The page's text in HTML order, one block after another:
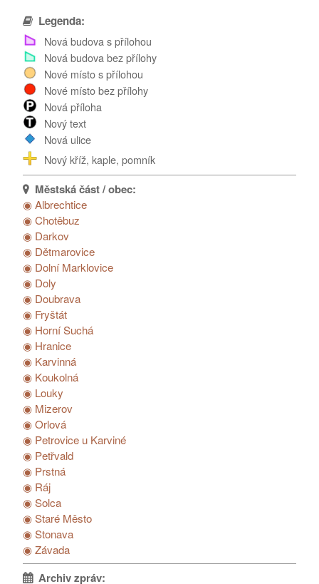
Kontakty
Poděkování...
Legenda:
Nová budova s přílohou
Nová budova bez přílohy
Nové místo s přílohou
Nové místo bez přílohy
Nová příloha
Nový text
Nová ulice
Nový kříž, kaple, pomník
◉ Albrechtice
◉ Chotěbuz
◉ Darkov
◉ Dětmarovice
◉ Dolní Marklovice
◉ Doly
◉ Doubrava
◉ Fryštát
◉ Horní Suchá
◉ Hranice
◉ Karvinná
◉ Koukolná
◉ Louky
◉ Mizerov
◉ Orlová
◉ Petrovice u Karviné
◉ Petřvald
◉ Prstná
◉ Ráj
◉ Solca
◉ Staré Město
◉ Stonava
◉ Závada